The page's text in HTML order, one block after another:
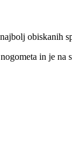
obiskanih
in je na